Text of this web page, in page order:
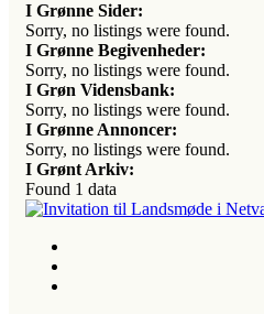
I Grønne Sider:
Sorry, no listings were found.
I Grønne Begivenheder:
Sorry, no listings were found.
I Grøn Vidensbank:
Sorry, no listings were found.
I Grønne Annoncer:
Sorry, no listings were found.
I Grønt Arkiv:
Found 1 data